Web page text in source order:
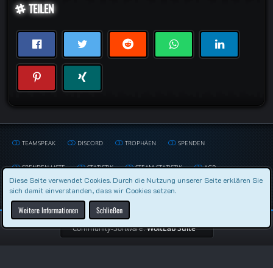
TEILEN
TEAMSPEAK DISCORD TROPHÄEN SPENDEN
SPENDEN LISTE STATISTIK STEAM STATISTIK AGB
DATENSCHUTZERKLÄRUNG IMPRESSUM
Community-Software:WoltLab Suite™
Diese Seite verwendet Cookies. Durch die Nutzung unserer Seite erklären Sie
sich damit einverstanden, dass wir Cookies setzen.
Weitere Informationen Schließen